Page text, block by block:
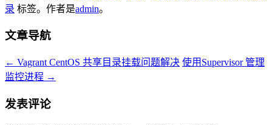
录 标签。 作者是admin。
文章导航
← Vagrant CentOS 共享目录挂载问题解决 使用Supervisor 管理
监控进程 →
发表评论